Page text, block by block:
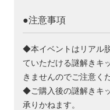
●注意事項
◆本イベントはリアル
ていただける謎解きキ
きませんのでご注意く
◆ご購入後の謎解きキ
承りかねます。